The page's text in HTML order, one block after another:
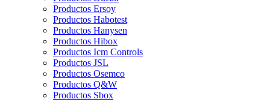
Productos Ersoy
Productos Habotest
Productos Hanysen
Productos Hibox
Productos Icm Controls
Productos JSL
Productos Osemco
Productos Q&W
Productos Sbox